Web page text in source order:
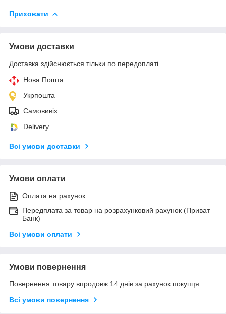
Приховати
Умови доставки
Доставка здійснюється тільки по передоплаті.
Нова Пошта
Укрпошта
Самовивіз
Delivery
Всі умови доставки
Умови оплати
Оплата на рахунок
Передплата за товар на розрахунковий рахунок (Приват
Банк)
Всі умови оплати
Умови повернення
Повернення товару впродовж 14 днів за рахунок покупця
Всі умови повернення